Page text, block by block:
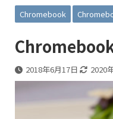
Chromebook
2018年6月17日 2020